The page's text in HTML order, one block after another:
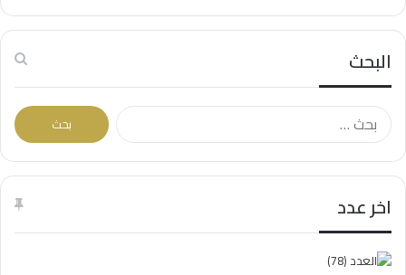
البحث
البحث
عن:
اخر عدد